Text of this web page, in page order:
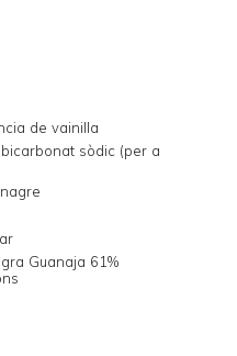
de vainilla
sòdic (per a
Guanaja 61%